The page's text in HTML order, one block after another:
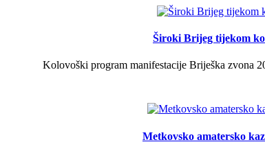
Široki Brijeg tijekom
Kolovoški program manifestacije Briješka zvona
Metkovsko amatersko